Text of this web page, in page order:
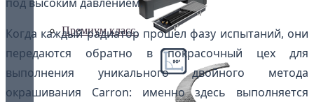
Премиум класс
Когда каждый радиатор прошел фазу испытаний, они
передаются обратно в покрасочный цех для
выполнения уникального двойного метода
окрашивания Carron: именно здесь выполняется